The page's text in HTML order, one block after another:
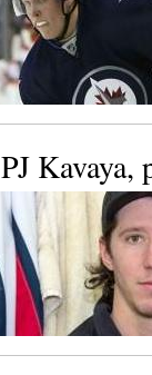
PJ Kavaya,